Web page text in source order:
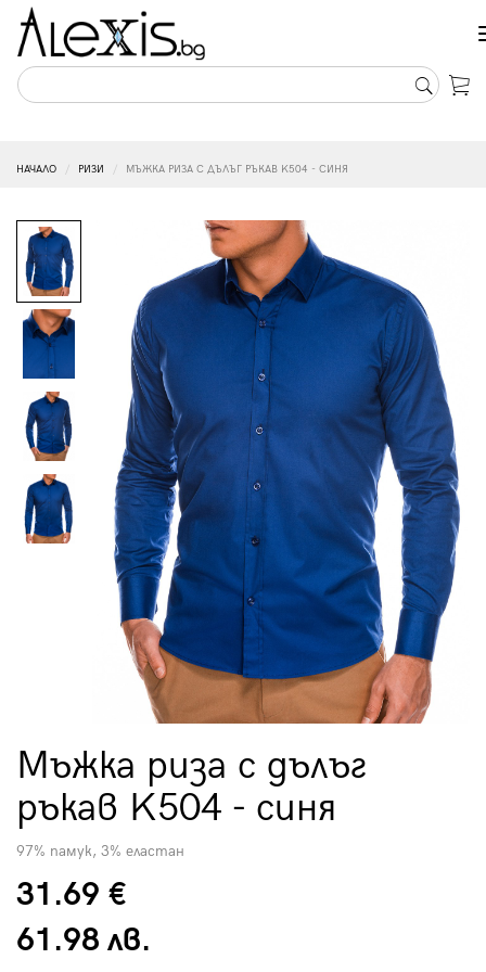
НАЧАЛО РИЗИ МЪЖКА РИЗА С ДЪЛЪГ РЪКАВ K504 - СИНЯ
Мъжка риза с дълъг
ръкав K504 - синя
97% памук, 3% еластан
31.69 €
61.98 лв.